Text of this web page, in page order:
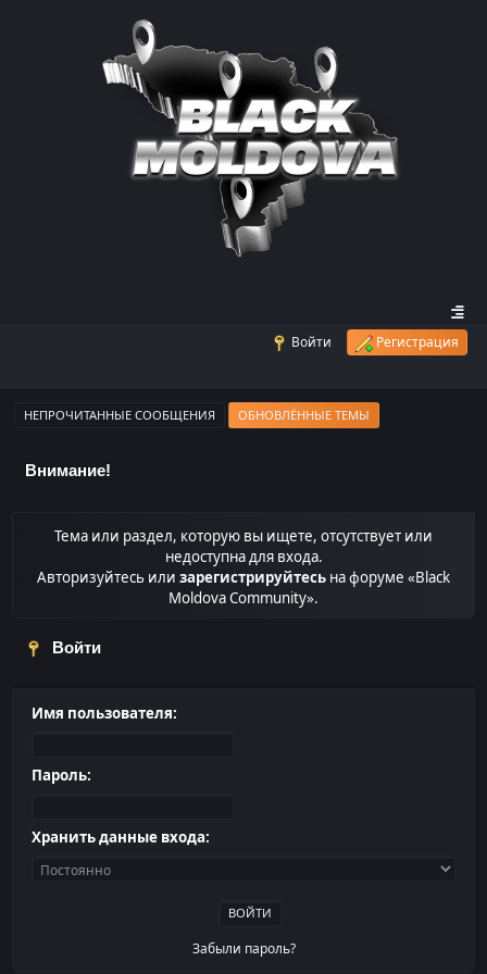
Войти Регистрация
НЕПРОЧИТАННЫЕ СООБЩЕНИЯ ОБНОВЛЁННЫЕ ТЕМЫ
Внимание!
Тема или раздел, которую вы ищете, отсутствует или
недоступна для входа.
Авторизуйтесь или зарегистрируйтесь на форуме «Black
Moldova Community».
Войти
Имя пользователя:
Пароль:
Хранить данные входа:
Забыли пароль?